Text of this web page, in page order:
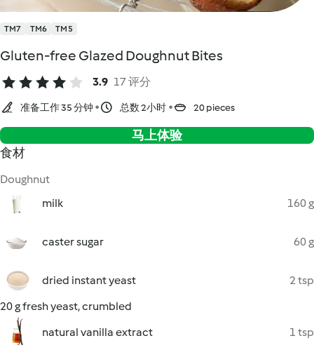
TM7 TM6 TM5
Gluten-free Glazed Doughnut Bites
3.9 17 评分
准备工作 35 分钟 总数 2小时 20 pieces
马上体验
食材
Doughnut
milk
160 g
caster sugar 60 g
dried instant yeast
2 tsp
20 g fresh yeast, crumbled
natural vanilla extract
1 tsp